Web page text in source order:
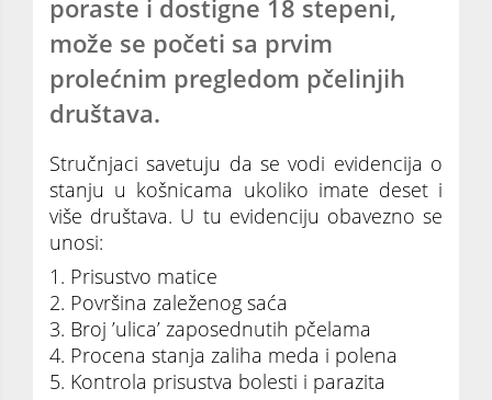
poraste i dostigne 18 stepeni,
može se početi sa prvim
prolećnim pregledom pčelinjih
društava.
Stručnjaci savetuju da se vodi evidencija o
stanju u košnicama ukoliko imate deset i
više društava. U tu evidenciju obavezno se
unosi:
1. Prisustvo matice
2. Površina zaleženog saća
3. Broj ’ulica’ zaposednutih pčelama
4. Procena stanja zaliha meda i polena
5. Kontrola prisustva bolesti i parazita